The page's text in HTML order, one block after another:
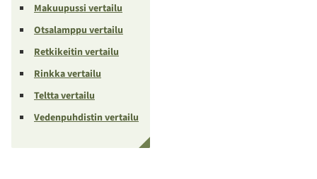
Makuupussi vertailu
Otsalamppu vertailu
Retkikeitin vertailu
Rinkka vertailu
Teltta vertailu
Vedenpuhdistin vertailu